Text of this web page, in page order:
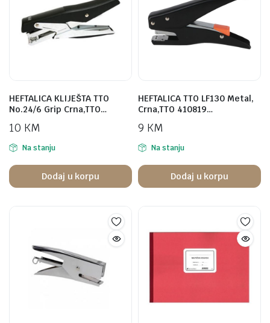
HEFTALICA KLIJEŠTA TTO
No.24/6 Grip Crna,TTO…
10 KM
Na stanju
Dodaj u korpu
HEFTALICA TTO LF130 Metal,
Crna,TTO 410819…
9 KM
Na stanju
Dodaj u korpu